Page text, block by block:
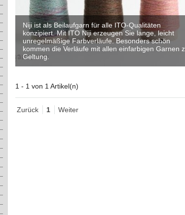
Niji ist als Beilaufgarn für alle ITO-Qualitäten
konzipiert. Mit ITO Niji erzeugen Sie lange, leicht
unregelmäßige Farbverläufe. Besonders schön
kommen die Verläufe mit allen einfarbigen Garnen
Geltung.
1 - 1 von 1 Artikel(n)
Zurück 1 Weiter